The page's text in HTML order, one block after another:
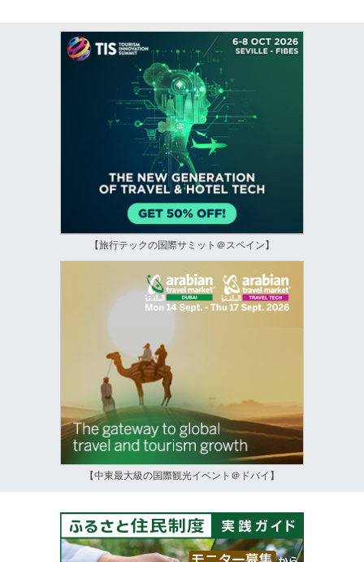
【旅行テックの国際サミット＠スペイン】
【中東最大級の国際観光イベント＠ドバイ】